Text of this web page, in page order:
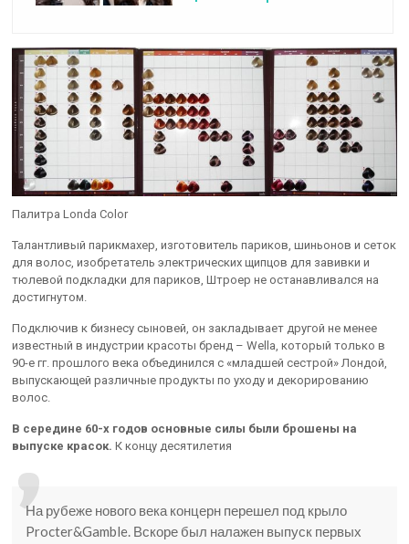
Палитра Londa Color
Талантливый парикмахер, изготовитель париков, шиньонов и сеток
для волос, изобретатель электрических щипцов для завивки и
тюлевой подкладки для париков, Штроер не останавливался на
достигнутом.
Подключив к бизнесу сыновей, он закладывает другой не менее
известный в индустрии красоты бренд – Wella, который только в
90-е гг. прошлого века объединился с «младшей сестрой» Лондой,
выпускающей различные продукты по уходу и декорированию
волос.
В середине 60-х годов основные силы были брошены на
выпуске красок. К концу десятилетия
На рубеже нового века концерн перешел под крыло
Procter&Gamble. Вскоре был налажен выпуск первых